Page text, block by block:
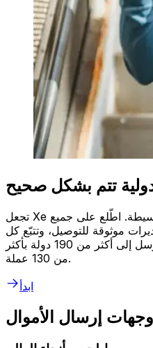
تتم بشكل صحيح
تجعل Xe التحويلات المالية الدولية سهلة وبسيطة. اطّلع على جميع
موثوقة للتوصيل، وتتبّع كل
عملية نقل في الوقت الفعلي. أرسل إلى أكثر من 190 دولة بأكثر
من 130 عملة.
ابدأ
وجهات إرسال الأموال